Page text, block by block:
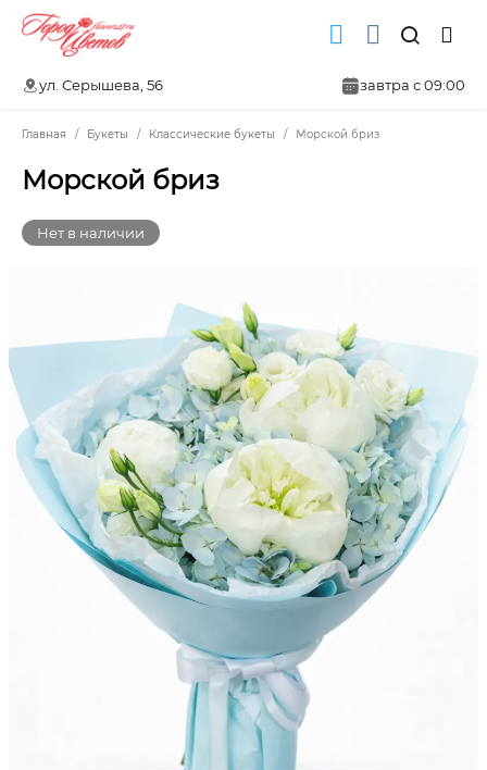
ул. Серышева, 56 завтра с 09:00
Главная Букеты Классические букеты Морской бриз
Морской бриз
Нет в наличии